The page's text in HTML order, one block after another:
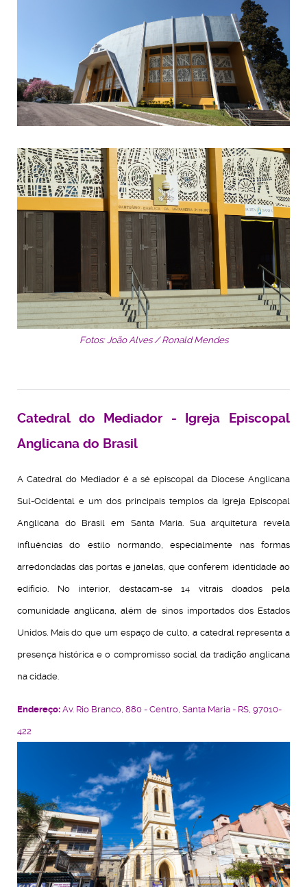
Fotos: João Alves / Ronald Mendes
Catedral do Mediador - Igreja Episcopal
Anglicana do Brasil
A Catedral do Mediador é a sé episcopal da Diocese Anglicana
Sul-Ocidental e um dos principais templos da Igreja Episcopal
Anglicana do Brasil em Santa Maria. Sua arquitetura revela
influências do estilo normando, especialmente nas formas
arredondadas das portas e janelas, que conferem identidade ao
edifício. No interior, destacam-se 14 vitrais doados pela
comunidade anglicana, além de sinos importados dos Estados
Unidos. Mais do que um espaço de culto, a catedral representa a
presença histórica e o compromisso social da tradição anglicana
na cidade.
Endereço: Av. Rio Branco, 880 - Centro, Santa Maria - RS, 97010-
422